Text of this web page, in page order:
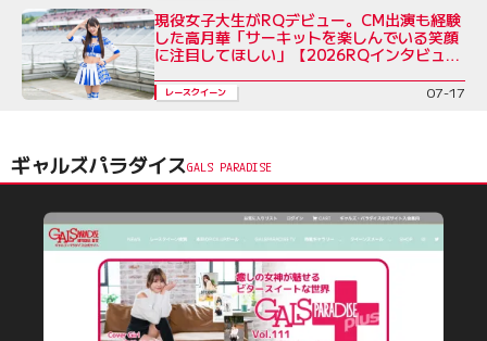
現役女子大生がRQデビュー。CM出演も経験
した高月華「サーキットを楽しんでいる笑顔
に注目してほしい」【2026RQインタビュー
レースクイーン 07-17
ギャルズパラダイス